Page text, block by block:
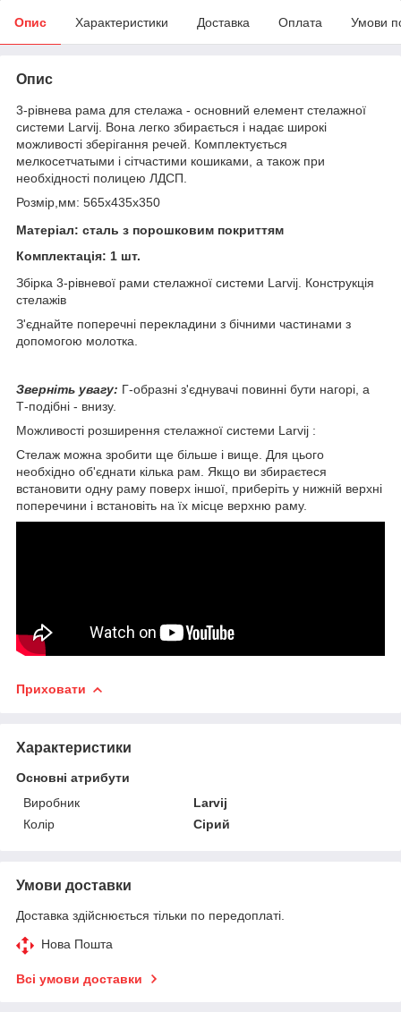
Опис Характеристики Доставка Оплата Умови
Опис
3-рівнева рама для стелажа - основний елемент стелажної
системи Larvij. Вона легко збирається і надає широкі
можливості зберігання речей. Комплектується
мелкосетчатыми і сітчастими кошиками, а також при
необхідності полицею ЛДСП.
Розмір,мм: 565x435x350
Матеріал: сталь з порошковим покриттям
Комплектація: 1 шт.
Збірка 3-рівневої рами стелажної системи Larvij. Конструкція
стелажів
З'єднайте поперечні перекладини з бічними частинами з
допомогою молотка.
Зверніть увагу: Г-образні з'єднувачі повинні бути нагорі, а
Т-подібні - внизу.
Можливості розширення стелажної системи Larvij :
Стелаж можна зробити ще більше і вище. Для цього
необхідно об'єднати кілька рам. Якщо ви збираєтеся
встановити одну раму поверх іншої, приберіть у нижній верхні
поперечини і встановіть на їх місце верхню раму.
Приховати
Характеристики
Основні атрибути
Виробник
Larvij
Колір
Сірий
Умови доставки
Доставка здійснюється тільки по передоплаті.
Нова Пошта
Всі умови доставки